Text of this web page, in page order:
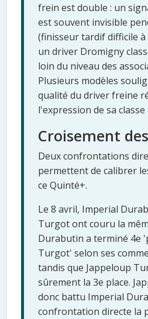
frein est double : un
est souvent invisible
(finisseur tardif difficile
un driver Dromigny
loin du niveau des
Plusieurs modèles
qualité du driver freine
l'expression de sa
Croisement
Deux confrontations
permettent de calibrer
ce Quinté+.
Le 8 avril, Imperial
Turgot ont couru la
Durabutin a terminé 4e
Turgot' selon ses
tandis que Jappeloup
sûrement la 3e place.
donc battu Imperial
confrontation directe la